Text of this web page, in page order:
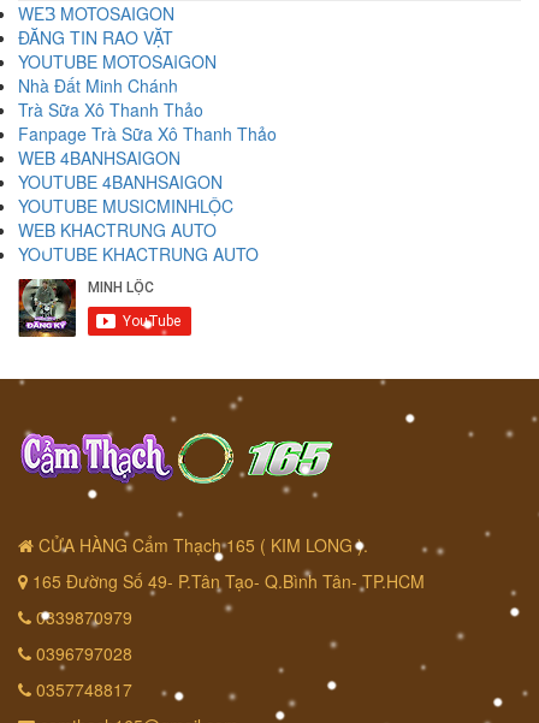
WEB MOTOSAIGON
ĐĂNG TIN RAO VẶT
YOUTUBE MOTOSAIGON
Nhà Đất Minh Chánh
Trà Sữa Xô Thanh Thảo
Fanpage Trà Sữa Xô Thanh Thảo
WEB 4BANHSAIGON
YOUTUBE 4BANHSAIGON
YOUTUBE MUSICMINHLỘC
WEB KHACTRUNG AUTO
YOUTUBE KHACTRUNG AUTO
CỬA HÀNG Cẩm Thạch 165 ( KIM LONG ).
165 Đường Số 49- P.Tân Tạo- Q.Bình Tân- TP.HCM
0339870979
0396797028
0357748817